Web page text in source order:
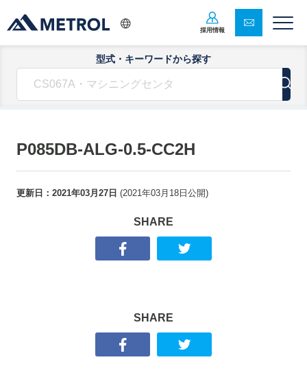
採用情報
型式・キーワードから探す
P085DB-ALG-0.5-CC2H
更新日： 2021年03月27日 (2021年03月18日 公開)
SHARE
SHARE